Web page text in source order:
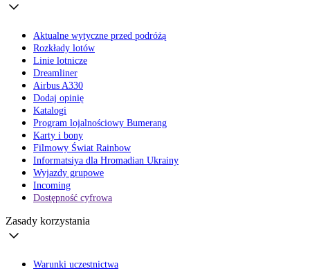
Aktualne wytyczne przed podróżą
Rozkłady lotów
Linie lotnicze
Dreamliner
Airbus A330
Dodaj opinię
Katalogi
Program lojalnościowy Bumerang
Karty i bony
Filmowy Świat Rainbow
Informatsiya dla Hromadian Ukrainy
Wyjazdy grupowe
Incoming
Dostępność cyfrowa
Zasady korzystania
Warunki uczestnictwa